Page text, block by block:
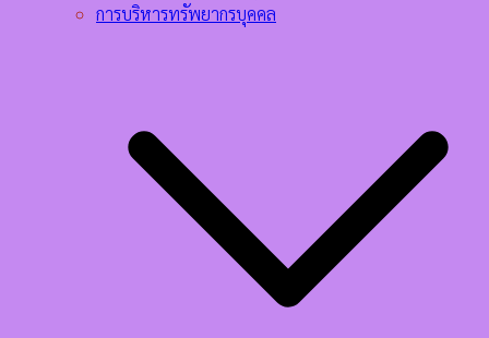
การบริหารทรัพยากรบุคคล